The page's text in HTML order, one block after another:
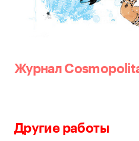
Журнал
Другие работы